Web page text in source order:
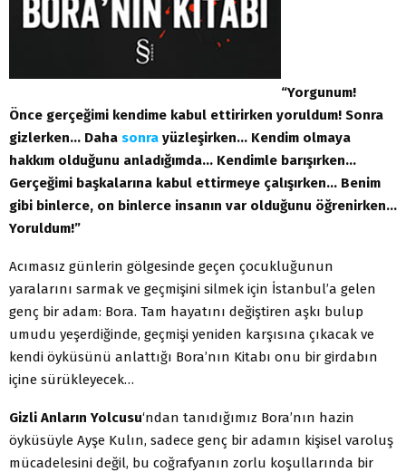
“Yorgunum!
Önce gerçeğimi kendime kabul ettirirken yoruldum! Sonra
gizlerken… Daha sonra yüzleşirken… Kendim olmaya
hakkım olduğunu anladığımda… Kendimle barışırken…
Gerçeğimi başkalarına kabul ettirmeye çalışırken… Benim
gibi binlerce, on binlerce insanın var olduğunu öğrenirken…
Yoruldum!”
Acımasız günlerin gölgesinde geçen çocukluğunun
yaralarını sarmak ve geçmişini silmek için İstanbul’a gelen
genç bir adam: Bora. Tam hayatını değiştiren aşkı bulup
umudu yeşerdiğinde, geçmişi yeniden karşısına çıkacak ve
kendi öyküsünü anlattığı Bora’nın Kitabı onu bir girdabın
içine sürükleyecek…
Gizli Anların Yolcusu‘ndan tanıdığımız Bora’nın hazin
öyküsüyle Ayşe Kulın, sadece genç bir adamın kişisel varoluş
mücadelesini değil, bu coğrafyanın zorlu koşullarında bir